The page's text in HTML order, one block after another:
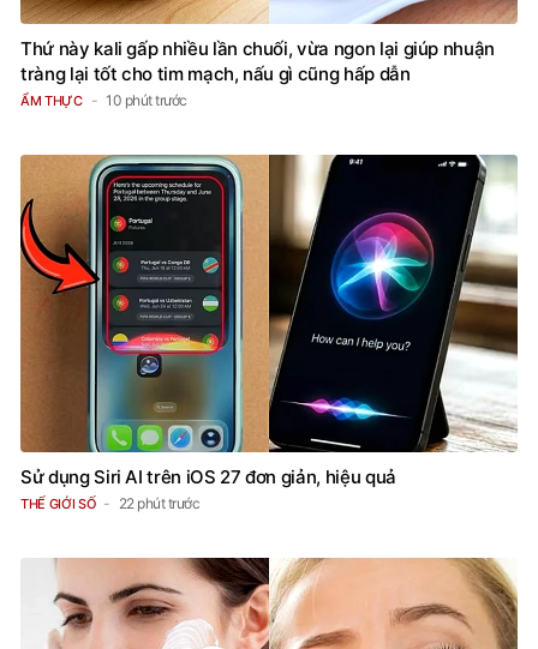
Thứ này kali gấp nhiều lần chuối, vừa ngon lại giúp nhuận
tràng lại tốt cho tim mạch, nấu gì cũng hấp dẫn
ẨM THỰC 10 phút trước
Sử dụng Siri AI trên iOS 27 đơn giản, hiệu quả
THẾ GIỚI SỐ 22 phút trước